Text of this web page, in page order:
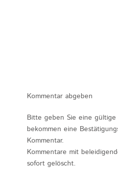
Kommentar abgeben
Bitte geben Sie eine gültige
bekommen eine
Kommentar.
Kommentare mit
sofort gelöscht.